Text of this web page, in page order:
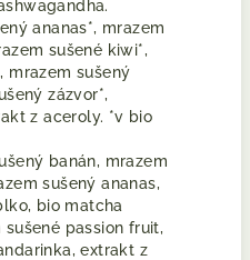
ananas*, mrazem
sušené kiwi*,
mrazem sušený
zázvor*,
z aceroly. *v bio
banán, mrazem
sušený ananas,
bio matcha
passion fruit,
extrakt z